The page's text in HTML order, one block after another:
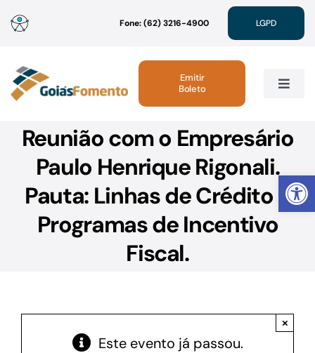
Abrir
para
conteúdo
Fone: (62) 3216-4900 LGPD
Toggle
Institucional
Atendimento
Emitir
Boleto
Reunião com o Empresário
Paulo Henrique Rigonali.
Pauta: Linhas de Crédito e
Programas de Incentivo
Fiscal.
Este evento já passou.
×